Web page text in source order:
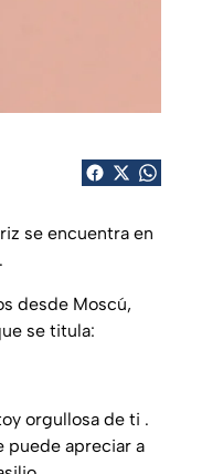
se encuentra en
desde Moscú,
se titula:
orgullosa de ti .
puede apreciar a